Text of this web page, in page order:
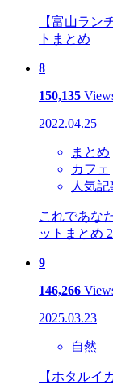
【富山ラン
トまとめ
8
150,135
2022.04.25
まとめ
カフェ
人気記
これであな
ットまとめ
9
146,266
2025.03.23
自然
【ホタルイ